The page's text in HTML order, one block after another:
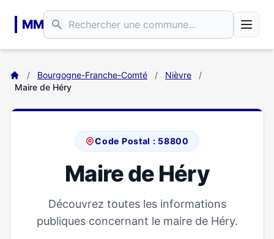
MM
/ Bourgogne-Franche-Comté / Nièvre
/
Maire de Héry
Code Postal : 58800
Maire de Héry
Découvrez toutes les informations
publiques concernant le maire de Héry.